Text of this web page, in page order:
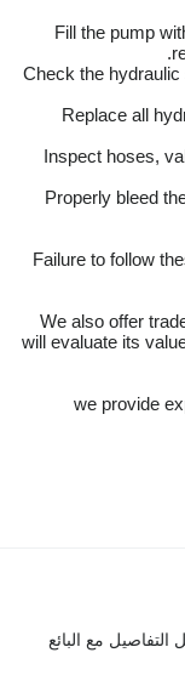
– Fill the pump
– Check the
– Replace all
– Inspect hoses,
– Properly bleed
Failure to follow
We also offer
will evaluate its
– we provide
مع البائع